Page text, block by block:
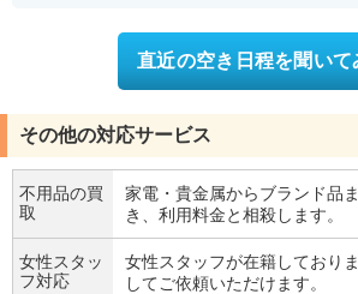
直近の空き日程を聞いて
その他の対応サービス
不用品の買
取
家電・貴金属からブランド品
き、利用料金と相殺します。
女性スタッ
フ対応
女性スタッフが在籍しており
してご依頼いただけます。